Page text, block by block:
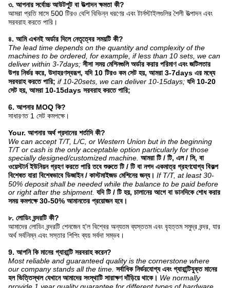
৩. আপনার সর্বোচ্চ আউটপুট বা উত্পাদন ক্ষমতা কী?
আমরা প্রতি মাসে 500 টিরও বেশি বিভিন্ন ধরণের এবং টার্নস্টাইলগুলির শৈলী উত্পাদন এবং
সরবরাহ করতে পারি।
৪. আমি এখনই অর্ডার দিলে নেতৃত্বের সময়টি কী?
The lead time depends on the quantity and complexity of the
machines to be ordered, for example, if less than 10 sets, we can
deliver within 3-7days; সীসা সময় মেশিনগুলি অর্ডার করার পরিমাণ এবং জটিলতার
উপর নির্ভর করে, উদাহরণস্বরূপ, যদি 10 টিরও কম সেট হয়, আমরা 3-7days এর মধ্যে
সরবরাহ করতে পারি; if 10-20sets, we can deliver 10-15days; যদি 10-20
সেট হয়, আমরা 10-15days সরবরাহ করতে পারি;
6. আপনার MOQ কি?
সাধারণত 1 সেট কমপক্ষে।
Your. আপনার অর্থ প্রদানের শর্তাদি কী?
We can accept T/T, L/C, or Western Union but in the beginning
T/T or cash is the only acceptable option particularly for those
specially designed/customized machine. আমরা টি / টি, এল / সি, বা
ওয়েস্টার্ন ইউনিয়ন গ্রহণ করতে পারি তবে শুরুতে টি / টি বা নগদ একমাত্র গ্রহণযোগ্য বিকল্প
বিশেষত যারা বিশেষভাবে ডিজাইন / কাস্টমাইজড মেশিনের জন্য। If T/T, at least 30-
50% deposit shall be needed while the balance to be paid before
or right after the shipment. যদি টি / টি হয়, চালানের আগে বা ডানদিকে শোধ করার
সময় কমপক্ষে 30-50% আমানতের প্রয়োজন হবে।
৮. লোডিং বন্দরটি কী?
আমাদের লোডিং বন্দরটি শেনজেন হ'ল বিশ্বের অন্যতম ব্যস্ততম এবং বৃহত্তম সমুদ্র বন্দর, যার
অর্থ সর্বনিম্ন এবং সস্তার শিপিং ব্যয় সর্বদা সম্ভব।
9. আপনি কি মানের গ্যারান্টি সরবরাহ করেন?
Most reliable and guaranteed quality is the cornerstone where
our company stands all the time. সর্বাধিক নির্ভরযোগ্য এবং গ্যারান্টিযুক্ত মানের
হল ভিত্তিস্থল যেখানে আমাদের সংস্থাটি সারাক্ষণ দাঁড়িয়ে থাকে। We normally